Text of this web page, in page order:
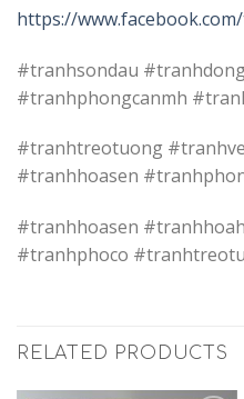
https://
#tranhsondau
#tranhphongcanmh
#tranhtreotuong
#tranhhoasen
#tranhhoasen
#tranhphoco
RELATED PRODUCTS